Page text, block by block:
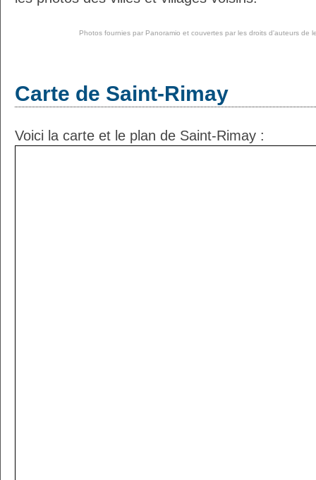
Photos fournies par Panoramio et couvertes par les droits d'auteurs de
Carte de Saint-Rimay
Voici la carte et le plan de Saint-Rimay :